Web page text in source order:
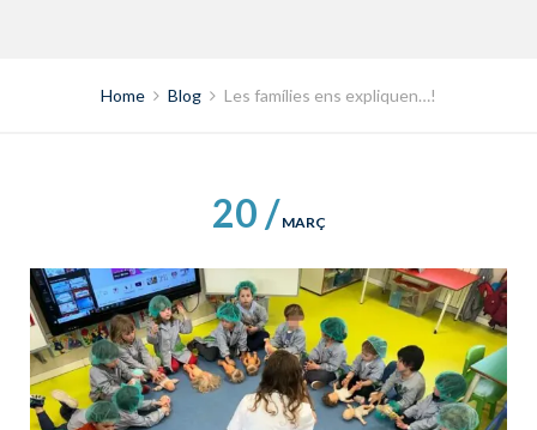
Home Blog Les famílies ens expliquen…!
20 / MARÇ